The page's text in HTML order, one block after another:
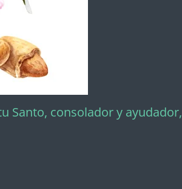
Santo, consolador y ayudador,